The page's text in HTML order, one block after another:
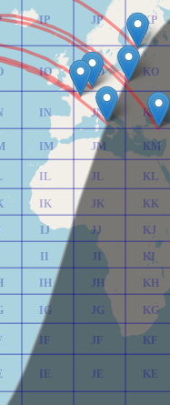
IE
IF
IG
IH
II
IJ
IK
IL
IM
IN
IO
IP
JE
JF
JG
JH
JI
JJ
JK
JL
JM
JN
JO
JP
KE
KF
KG
KH
KI
KJ
KK
KL
KM
KN
KO
KP